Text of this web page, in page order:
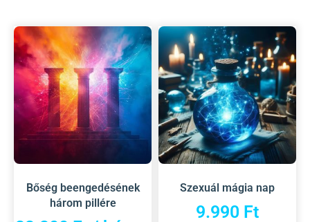
Bőség beengedésének
három pillére
Szexuál mágia nap
9.990 Ft